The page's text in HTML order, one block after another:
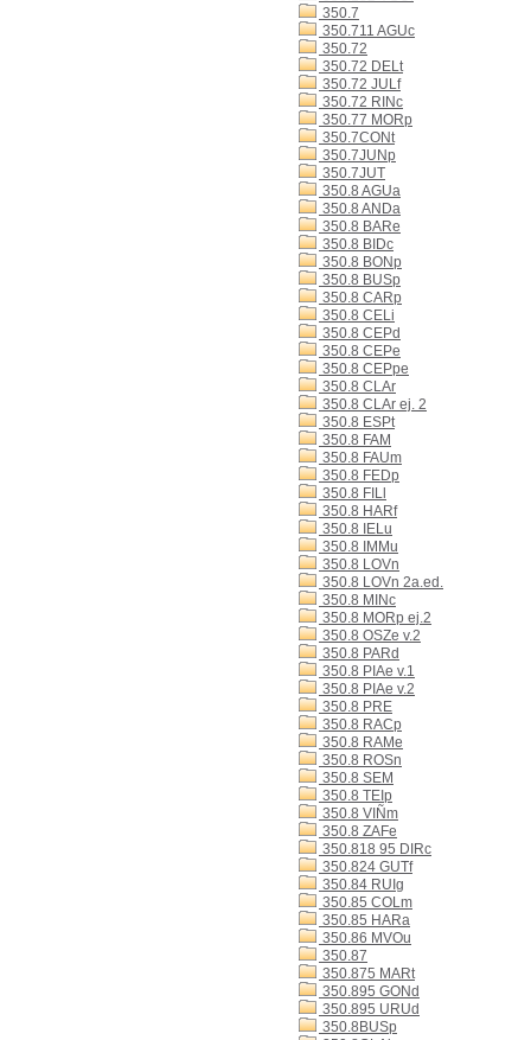
350.7
350.711 AGUc
350.72
350.72 DELt
350.72 JULf
350.72 RINc
350.77 MORp
350.7CONt
350.7JUNp
350.7JUT
350.8 AGUa
350.8 ANDa
350.8 BARe
350.8 BIDc
350.8 BONp
350.8 BUSp
350.8 CARp
350.8 CELi
350.8 CEPd
350.8 CEPe
350.8 CEPpe
350.8 CLAr
350.8 CLAr ej. 2
350.8 ESPt
350.8 FAM
350.8 FAUm
350.8 FEDp
350.8 FILl
350.8 HARf
350.8 IELu
350.8 IMMu
350.8 LOVn
350.8 LOVn 2a.ed.
350.8 MINc
350.8 MORp ej.2
350.8 OSZe v.2
350.8 PARd
350.8 PIAe v.1
350.8 PIAe v.2
350.8 PRE
350.8 RACp
350.8 RAMe
350.8 ROSn
350.8 SEM
350.8 TEIp
350.8 VIÑm
350.8 ZAFe
350.818 95 DIRc
350.824 GUTf
350.84 RUIg
350.85 COLm
350.85 HARa
350.86 MVOu
350.87
350.875 MARt
350.895 GONd
350.895 URUd
350.8BUSp